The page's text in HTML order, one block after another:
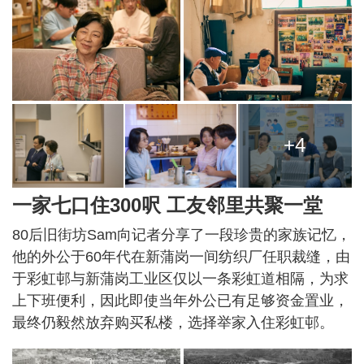
+4
一家七口住300呎 工友邻里共聚一堂
80后旧街坊Sam向记者分享了一段珍贵的家族记忆，
他的外公于60年代在新蒲岗一间纺织厂任职裁缝，由
于彩虹邨与新蒲岗工业区仅以一条彩虹道相隔，为求
上下班便利，因此即使当年外公已有足够资金置业，
最终仍毅然放弃购买私楼，选择举家入住彩虹邨。